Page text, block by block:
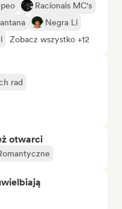
Racionais MC's
Negra Li
Zobacz wszystko +12
rad
otwarci